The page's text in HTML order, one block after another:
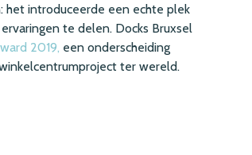
het introduceerde een echte plek
te delen. Docks Bruxsel
2019, een onderscheiding
ter wereld.